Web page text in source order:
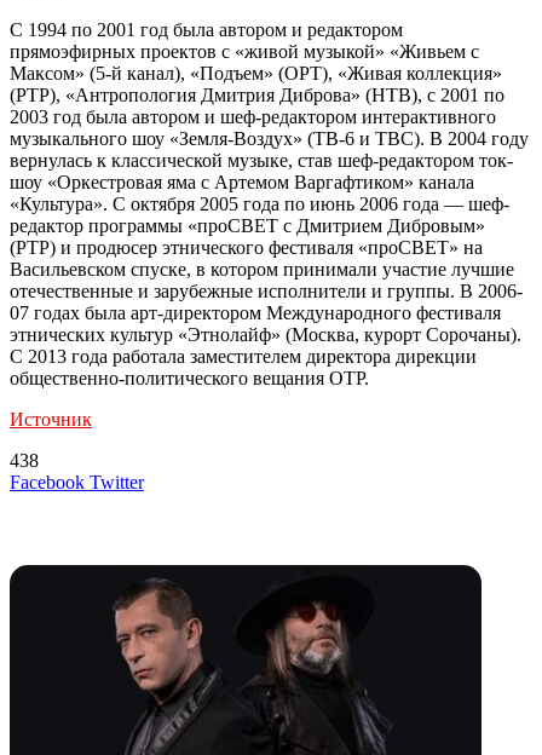
С 1994 по 2001 год была автором и редактором
прямоэфирных проектов с «живой музыкой» «Живьем с
Максом» (5-й канал), «Подъем» (ОРТ), «Живая коллекция»
(РТР), «Антропология Дмитрия Диброва» (НТВ), с 2001 по
2003 год была автором и шеф-редактором интерактивного
музыкального шоу «Земля-Воздух» (ТВ-6 и ТВС). В 2004 году
вернулась к классической музыке, став шеф-редактором ток-
шоу «Оркестровая яма с Артемом Варгафтиком» канала
«Культура». С октября 2005 года по июнь 2006 года — шеф-
редактор программы «проСВЕТ с Дмитрием Дибровым»
(РТР) и продюсер этнического фестиваля «проСВЕТ» на
Васильевском спуске, в котором принимали участие лучшие
отечественные и зарубежные исполнители и группы. В 2006-
07 годах была арт-директором Международного фестиваля
этнических культур «Этнолайф» (Москва, курорт Сорочаны).
С 2013 года работала заместителем директора дирекции
общественно-политического вещания ОТР.
Источник
438
Facebook TwitterLinkedIn
Tumblr
Reddit
Вконтакте
Одноклассники
Skype
Messenger
Messenger
WhatsApp
Telegram
Viber
Line
Поделиться
Печатать